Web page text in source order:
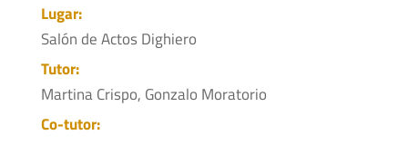
Lugar:
Salón de Actos Dighiero
Tutor:
Martina Crispo, Gonzalo Moratorio
Co-tutor: